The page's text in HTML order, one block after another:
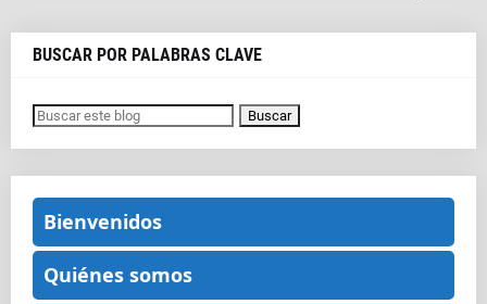
BUSCAR POR PALABRAS CLAVE
Bienvenidos
Quiénes somos